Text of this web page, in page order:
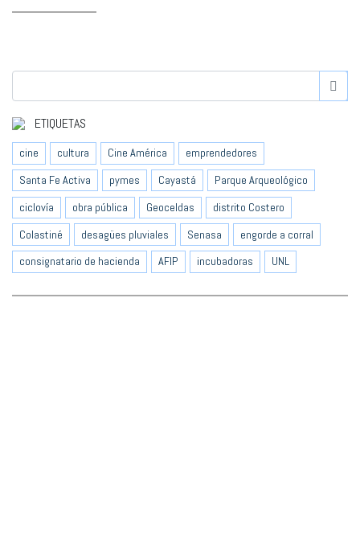
ETIQUETAS
cine cultura Cine América
emprendedores
Santa Fe Activa
pymes Cayastá
Parque Arqueológico
ciclovía
obra pública Geoceldas
distrito Costero
Colastiné
desagües pluviales Senasa
engorde a corral
consignatario de hacienda
AFIP incubadoras UNL